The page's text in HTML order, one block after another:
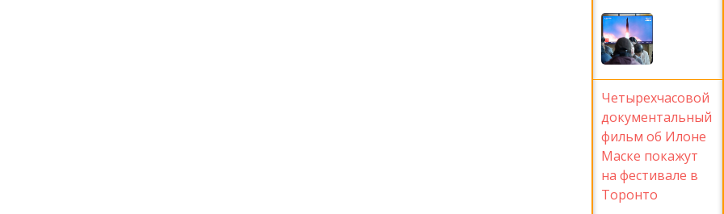
Четырехчасовой
документальный
фильм об Илоне
Маске покажут
на фестивале в
Торонто